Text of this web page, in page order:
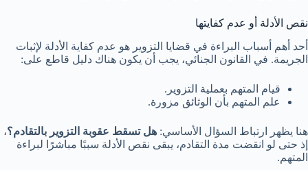
نقص الأدلة أو عدم كفايتها
أحد أهم أسباب البراءة في قضايا التزوير هو عدم كفاية الأدلة لإثبات
الجريمة. في القانون الجنائي، يجب أن يكون هناك دليل قاطع على:
قيام المتهم بعملية التزوير.
علم المتهم بأن الوثائق مزورة.
هنا يظهر ارتباط السؤال الأساسي: هل تسقط عقوبة التزوير بالتقادم؟،
إذ حتى لو انقضت مدة التقادم، يبقى نقص الأدلة سببًا مباشرًا لبراءة
المتهم.